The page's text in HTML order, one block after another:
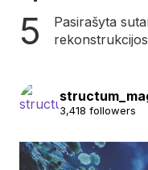
Pasirašyta
rekonstrukcijos
3,418 followers